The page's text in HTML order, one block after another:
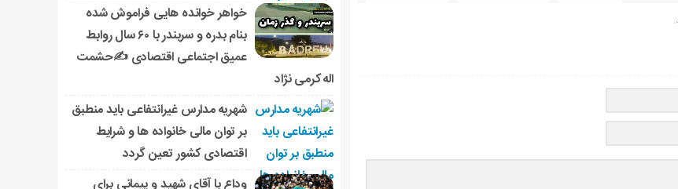
خواهر خوانده هایی فراموش شده
بنام بدره و سربندر با ۶۰ سال روابط
عمیق اجتماعی اقتصادی ✍حشمت
اله کرمی نژاد
شهریه مدارس غیرانتفاعی باید منطبق
بر توان مالی خانواده ها و شرایط
اقتصادی کشور تعین گردد